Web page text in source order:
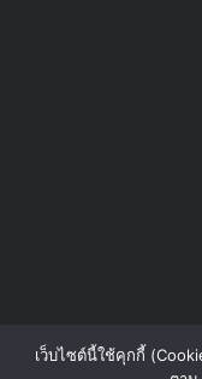
เว็บไซต์นี้ใช้คุกกี้